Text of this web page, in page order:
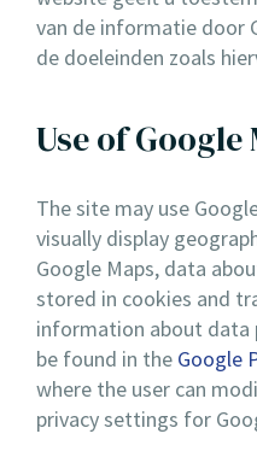
van de informatie door
de doeleinden zoals
Use of Google
The site may use
visually display
Google Maps, data
stored in cookies and
information about data
be found in the Google
where the user can
privacy settings for